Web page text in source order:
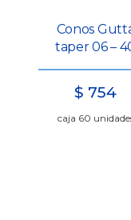
Conos
taper 06 –
$ 754
caja 60